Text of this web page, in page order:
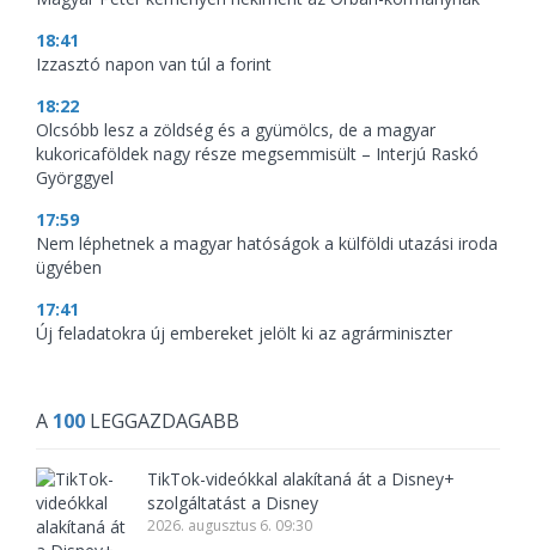
18:41
Izzasztó napon van túl a forint
18:22
Olcsóbb lesz a zöldség és a gyümölcs, de a magyar
kukoricaföldek nagy része megsemmisült – Interjú Raskó
Györggyel
17:59
Nem léphetnek a magyar hatóságok a külföldi utazási iroda
ügyében
17:41
Új feladatokra új embereket jelölt ki az agrárminiszter
A 100 LEGGAZDAGABB
TikTok-videókkal alakítaná át a Disney+
szolgáltatást a Disney
2026. augusztus 6. 09:30